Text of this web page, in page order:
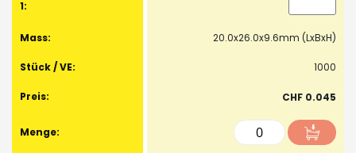
20.0x26.0x9.6mm (LxBxH)
1000
CHF 0.045